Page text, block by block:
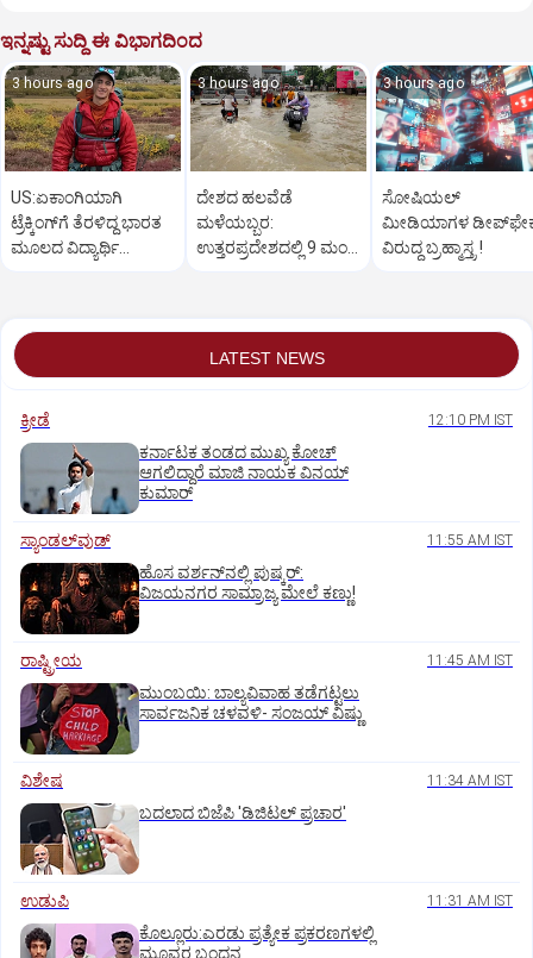
ಇನ್ನಷ್ಟು ಸುದ್ದಿ ಈ ವಿಭಾಗದಿಂದ
3 hours ago
US:ಏಕಾಂಗಿಯಾಗಿ
ಟ್ರೆಕ್ಕಿಂಗ್‌ಗೆ ತೆರಳಿದ್ದ ಭಾರತ
ಮೂಲದ ವಿದ್ಯಾರ್ಥಿ
3 hours ago
ದೇಶದ ಹಲವೆಡೆ
ಮಳೆಯಬ್ಬರ:
ಉತ್ತರಪ್ರದೇಶದಲ್ಲಿ 9 ಮಂದಿ
3 hours ago
ಸೋಷಿಯಲ್‌
ಮೀಡಿಯಾಗಳ
ವಿರುದ್ಧ ಬ್ರಹ್ಮಾಸ್ತ್ರ !
LATEST NEWS
ಕ್ರೀಡೆ 12:10 PM IST
ಕರ್ನಾಟಕ ತಂಡದ ಮುಖ್ಯ ಕೋಚ್‌
ಆಗಲಿದ್ದಾರೆ ಮಾಜಿ ನಾಯಕ ವಿನಯ್‌
ಕುಮಾರ್
ಸ್ಯಾಂಡಲ್‌ವುಡ್‌ 11:55 AM IST
ಹೊಸ ವರ್ಶನ್‌ನಲ್ಲಿ ಪುಷ್ಕರ್‌:
ವಿಜಯನಗರ ಸಾಮ್ರಾಜ್ಯ ಮೇಲೆ ಕಣ್ಣು!
ರಾಷ್ಟ್ರೀಯ 11:45 AM IST
ಮುಂಬಯಿ: ಬಾಲ್ಯವಿವಾಹ ತಡೆಗಟ್ಟಲು
ಸಾರ್ವಜನಿಕ ಚಳವಳಿ- ಸಂಜಯ್‌ ವಿಷ್ಣು
ವಿಶೇಷ 11:34 AM IST
ಬದಲಾದ ಬಿಜೆಪಿ 'ಡಿಜಿಟಲ್‌ ಪ್ರಚಾರ'
ಉಡುಪಿ 11:31 AM IST
ಕೊಲ್ಲೂರು:ಎರಡು ಪ್ರತ್ಯೇಕ ಪ್ರಕರಣಗಳಲ್ಲಿ
ಮೂವರ ಬಂಧನ